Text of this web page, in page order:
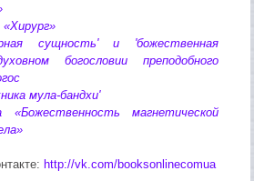
сущность' и 'божественная
богословии преподобного
мула-бандхи'
«Божественность магнетической
http://vk.com/booksonlinecomua